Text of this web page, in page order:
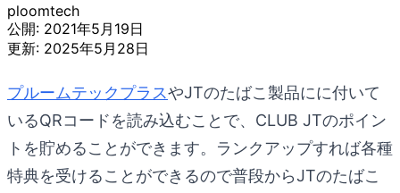
ploomtech
公開: 2021年5月19日
更新: 2025年5月28日
プルームテックプラスやJTのたばこ製品にに付いて
いるQRコードを読み込むことで、CLUB JTのポイン
トを貯めることができます。ランクアップすれば各種
特典を受けることができるので普段からJTのたばこ